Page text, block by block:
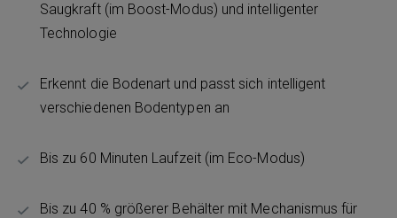
Saugkraft (im Boost-Modus) und intelligenter
Technologie
Erkennt die Bodenart und passt sich intelligent
verschiedenen Bodentypen an
Bis zu 60 Minuten Laufzeit (im Eco-Modus)
Bis zu 40 % größerer Behälter mit Mechanismus für